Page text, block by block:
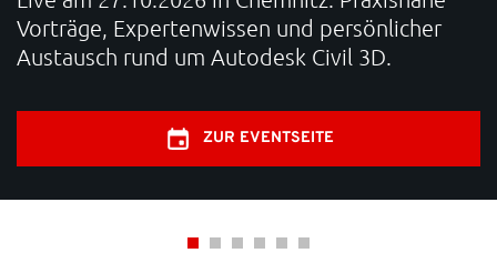
KARRIERE
SUPPORT
WEBSHOP
Brauchen Sie Hilfe?
Vorträge, Expertenwissen und persönlicher
Austausch rund um Autodesk Civil 3D.
ZUR EVENTSEITE